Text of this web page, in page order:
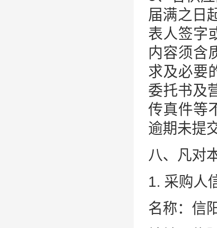
届满之日
表人签字
内容须含
求及必要
委托书及
传真件等
逾期未提
八、凡对
1. 采购人
名称：信